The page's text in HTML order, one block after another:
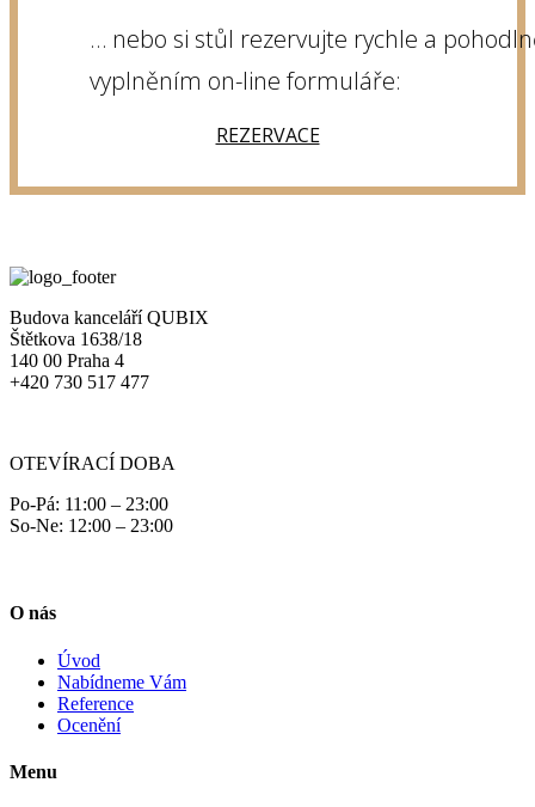
… nebo si stůl rezervujte rychle a
vyplněním on-line formuláře:
REZERVACE
Budova kanceláří QUBIX
Štětkova 1638/18
140 00 Praha 4
+420 730 517 477
OTEVÍRACÍ DOBA
Po-Pá: 11:00 – 23:00
So-Ne: 12:00 – 23:00
O nás
Úvod
Nabídneme Vám
Reference
Ocenění
Menu